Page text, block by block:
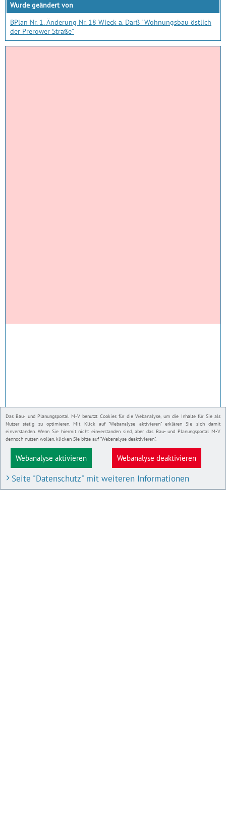
Das Bau- und Planungsportal M-V benutzt Cookies für die Webanalyse, um die Inhalte für Sie als
Nutzer stetig zu optimieren. Mit Klick auf "Webanalyse aktivieren" erklären Sie sich damit
einverstanden. Wenn Sie hiermit nicht einverstanden sind, aber das Bau- und Planungsportal M-V
dennoch nutzen wollen, klicken Sie bitte auf "Webanalyse deaktivieren".
Webanalyse aktivieren Webanalyse deaktivieren
Seite "Datenschutz" mit weiteren Informationen
Wurde geändert von
BPlan Nr. 1. Änderung Nr. 18 Wieck a. Darß "Wohnungsbau östlich
der Prerower Straße"